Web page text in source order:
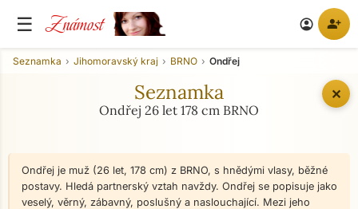
☰ Známost account_circle person_add
✕
Seznamka Jihomoravský kraj BRNO Ondřej
Seznamka
Ondřej 26 let 178 cm BRNO
Ondřej je muž (26 let, 178 cm) z BRNO, s hnědými vlasy, běžné
postavy. Hledá partnerský vztah navždy. Ondřej se popisuje jako
veselý, věrný, zábavný, poslušný a naslouchající. Mezi jeho